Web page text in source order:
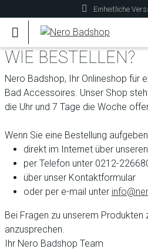
Einheitliche
WIE BESTELLEN?
Nero Badshop, Ihr Onlineshop für
Bad Accessoires. Unser Shop
die Uhr und 7 Tage die Woche
Wenn Sie eine Bestellung
direkt im Internet über
per Telefon unter 0212-
über unser Kontaktformular
oder per e-mail unter
Bei Fragen zu unserem Produkten
anzusprechen.
Ihr Nero Badshop Team